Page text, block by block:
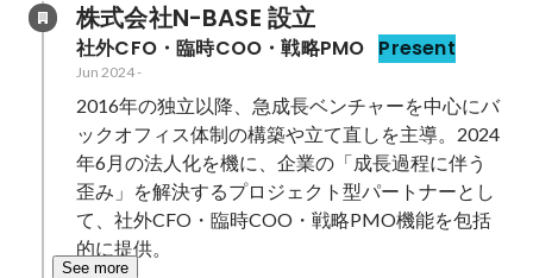
株式会社N-BASE 設立
社外CFO・臨時COO・戦略PMO Present
Jun 2024-
2016年の独立以降、急成長ベンチャーを中心にバ
ックオフィス体制の構築や立て直しを主導。2024
年6月の法人化を機に、企業の「成長過程に伴う
歪み」を解決するプロジェクト型パートナーとし
て、社外CFO・臨時COO・戦略PMO機能を包括
的に提供。
See more